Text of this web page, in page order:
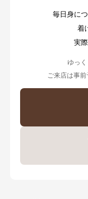
毎日身に
着
実
ゆっく
ご来店は事前